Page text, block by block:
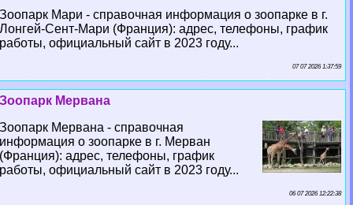
Зоопарк Мари - справочная информация о зоопарке в г.
Лонгeй-Сент-Мари (Франция): адрес, телефоны, график
работы, официальный сайт в 2023 году...
07 07 2026 1:37:59
Зоопарк Мервана
Зоопарк Мервана - справочная
информация о зоопарке в г. Мерван
(Франция): адрес, телефоны, график
работы, официальный сайт в 2023 году...
06 07 2026 12:22:38